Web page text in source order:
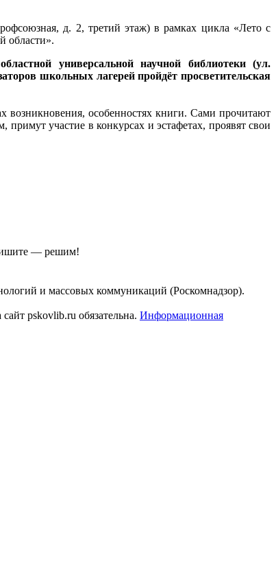
д. 2, третий этаж) в рамках цикла «Лето с
области».
универсальной научной библиотеки (ул.
школьных лагерей пройдёт просветительская
возникновения, особенностях книги. Сами прочитают
участие в конкурсах и эстафетах, проявят свои
— решим!
и массовых коммуникаций (Роскомнадзор).
pskovlib.ru обязательна. Информационная